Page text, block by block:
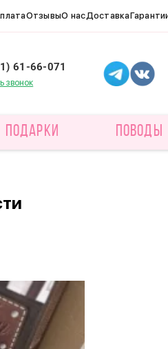
ОтзывыО насДоставка
61-66-071
звонок
ПОДАРКИ ПОВОДЫ